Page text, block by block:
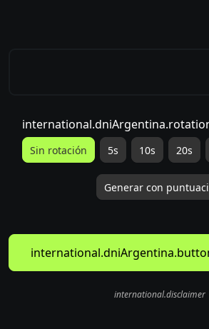
Sin rotación 5s 10s 20s
Generar con
international.disclaimer